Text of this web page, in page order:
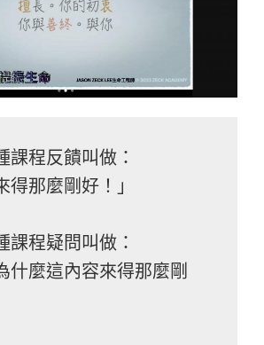
課程反饋叫做：
得那麼剛好！」
課程疑問叫做：
什麼這內容來得那麼剛